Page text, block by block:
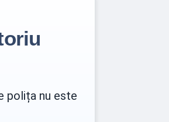
polița nu este